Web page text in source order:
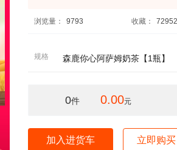
浏览量： 9793 收藏： 72952
规格 森鹿你心阿萨姆奶茶【1瓶】
0件 0.00元
加入进货车 立即购买